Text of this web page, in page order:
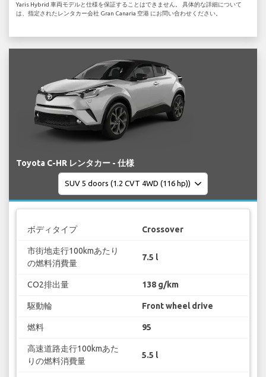
Yaris Hybrid 車両モデルと仕様を保証することはできません。 具体的な詳細について
は、指定されたレンタカー会社 Gran Canaria 空港 にお問い合わせください。
Toyota C-HR レンタカー - 仕様
ボディタイプ Crossover
市街地走行100kmあたり
の燃料消費量
7.5 l
CO2排出量 138 g/km
駆動輪 Front wheel drive
燃料 95
高速道路走行100kmあた
りの燃料消費量
5.5 l